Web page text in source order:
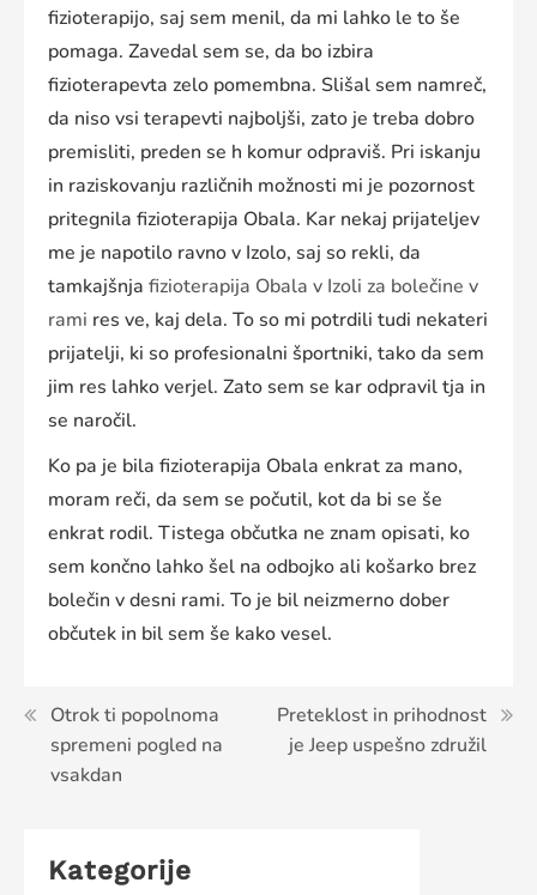
fizioterapijo, saj sem menil, da mi lahko le to še
pomaga. Zavedal sem se, da bo izbira
fizioterapevta zelo pomembna. Slišal sem namreč,
da niso vsi terapevti najboljši, zato je treba dobro
premisliti, preden se h komur odpraviš. Pri iskanju
in raziskovanju različnih možnosti mi je pozornost
pritegnila fizioterapija Obala. Kar nekaj prijateljev
me je napotilo ravno v Izolo, saj so rekli, da
tamkajšnja fizioterapija Obala v Izoli za bolečine v
rami res ve, kaj dela. To so mi potrdili tudi nekateri
prijatelji, ki so profesionalni športniki, tako da sem
jim res lahko verjel. Zato sem se kar odpravil tja in
se naročil.
Ko pa je bila fizioterapija Obala enkrat za mano,
moram reči, da sem se počutil, kot da bi se še
enkrat rodil. Tistega občutka ne znam opisati, ko
sem končno lahko šel na odbojko ali košarko brez
bolečin v desni rami. To je bil neizmerno dober
občutek in bil sem še kako vesel.
Navigacija
prispevka
Otrok ti popolnoma
spremeni pogled na
vsakdan
Preteklost in prihodnost
je Jeep uspešno združil
Kategorije